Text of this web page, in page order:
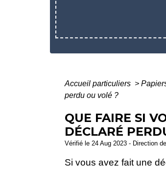
Accueil particuliers >
perdu ou volé ?
QUE FAIRE SI
DÉCLARÉ
Vérifié le 24 Aug 2023 - Direction
Si vous avez fait une